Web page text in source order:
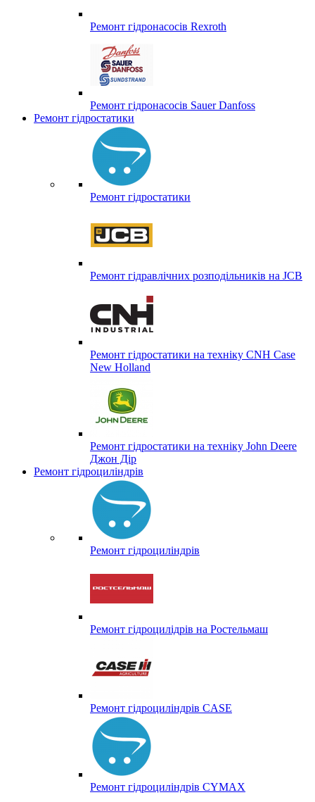
Ремонт гідронасосів Rexroth
Ремонт гідронасосів Sauer Danfoss
Ремонт гідростатики
Ремонт гідростатики
Ремонт гідравлічних розподільників на JCB
Ремонт гідростатики на техніку CNH Case
New Holland
Ремонт гідростатики на техніку John Deere
Джон Дір
Ремонт гідроциліндрів
Ремонт гідроциліндрів
Ремонт гідроцилідрів на Ростельмаш
Ремонт гідроциліндрів CASE
Ремонт гідроциліндрів CYMAX